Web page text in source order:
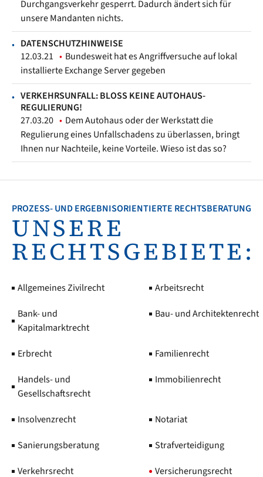
Durchgangsverkehr gesperrt. Dadurch ändert sich für
unsere Mandanten nichts.
DATENSCHUTZHINWEISE
12.03.21
Bundesweit hat es Angriffversuche auf lokal
installierte Exchange Server gegeben
VERKEHRSUNFALL: BLOSS KEINE AUTOHAUS-R
EGULIERUNG!
27.03.20
Dem Autohaus oder der Werkstatt die
Regulierung eines Unfallschadens zu überlassen, bringt
Ihnen nur Nachteile, keine Vorteile. Wieso ist das so?
PROZESS- UND ERGEBNISORIENTIERTE RECHTSBERATUNG
UNSERE
RECHTSGEBIETE:
Allgemeines Zivilrecht
Arbeitsrecht
Bank- und
Kapitalmarktrecht
Bau- und Architektenrecht
Erbrecht
Familienrecht
Handels- und
Gesellschaftsrecht
Immobilienrecht
Insolvenzrecht
Notariat
Sanierungsberatung
Strafverteidigung
Verkehrsrecht
Versicherungsrecht